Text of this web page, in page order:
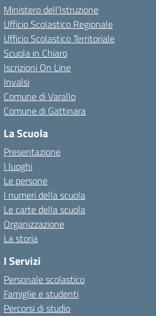
Ministero dell’Istruzione
Ufficio Scolastico Regionale
Ufficio Scolastico Territoriale
Scuola in Chiaro
Iscrizioni On Line
Invalsi
Comune di Varallo
Comune di Gattinara
La Scuola
Presentazione
I luoghi
Le persone
I numeri della scuola
Le carte della scuola
Organizzazione
La storia
I Servizi
Personale scolastico
Famiglie e studenti
Percorsi di studio